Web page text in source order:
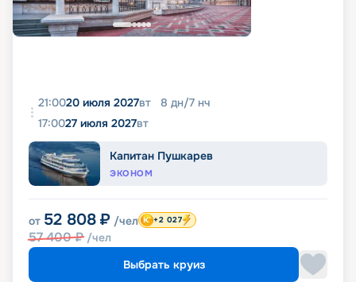
21:0020 июля 2027вт 8 дн/7 нч
17:0027 июля 2027вт
Капитан Пушкарев
ЭКОНОМ
от 52 808 ₽ /чел
57 400₽ /чел
+2 027
Выбрать круиз